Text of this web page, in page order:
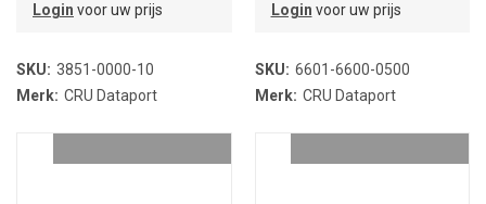
Login voor uw prijs
SKU: 3851-0000-10
Merk: CRU Dataport
Login voor uw prijs
SKU: 6601-6600-0500
Merk: CRU Dataport